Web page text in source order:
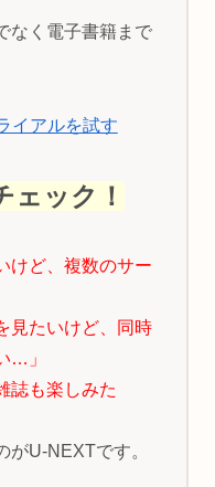
なく電子書籍まで
イアルを試す
ェック！
けど、複数のサー
見たいけど、同時
…」
誌も楽しみた
がU-NEXTです。